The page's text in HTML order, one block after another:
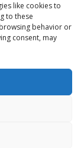
like cookies to
to these
behavior or
consent, may